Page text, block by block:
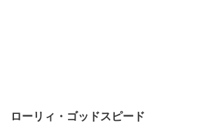
ローリィ・ゴッドスピード